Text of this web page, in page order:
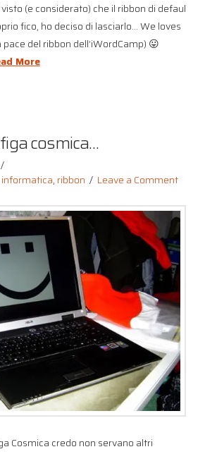
(e considerato) che il ribbon di defaul
fico, ho deciso di lasciarlo… We loves
del ribbon dell’iWordCamp) 😛
More
cosmica…
informatica, ribbon Leave a Comment
Cosmica credo non servano altri